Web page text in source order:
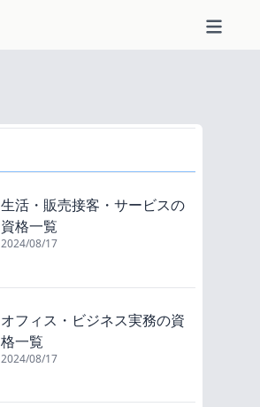
生活・販売接客・サービスの
資格一覧
2024/08/17
オフィス・ビジネス実務の資
格一覧
2024/08/17